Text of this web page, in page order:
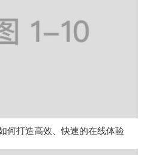
何打造高效、快速的在线体验